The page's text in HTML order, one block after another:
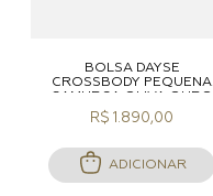
BOLSA DAYSE
CROSSBODY PEQUENA
CAMURÇA OLIVA OURO
R$ 1.890,00
ADICIONAR